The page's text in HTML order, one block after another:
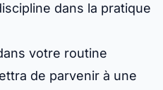
dans la pratique
votre routine
de parvenir à une